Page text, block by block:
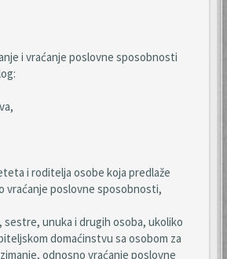
i vraćanje poslovne sposobnosti
i roditelja osobe koja predlaže
vraćanje poslovne sposobnosti,
sestre, unuka i drugih osoba, ukoliko
domaćinstvu sa osobom za
odnosno vraćanje poslovne